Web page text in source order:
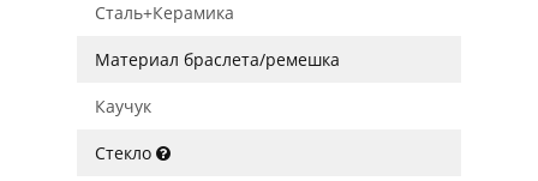
Сталь+Керамика
Материал браслета/ремешка
Каучук
Стекло